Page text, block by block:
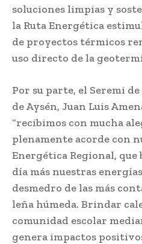
soluciones limpias y
la Ruta Energética
de proyectos térmicos
uso directo de la
Por su parte, el Seremi
de Aysén, Juan Luis
“recibimos con mucha
plenamente acorde con
Energética Regional, que
día más nuestras
desmedro de las más
leña húmeda. Brindar
comunidad escolar
genera impactos